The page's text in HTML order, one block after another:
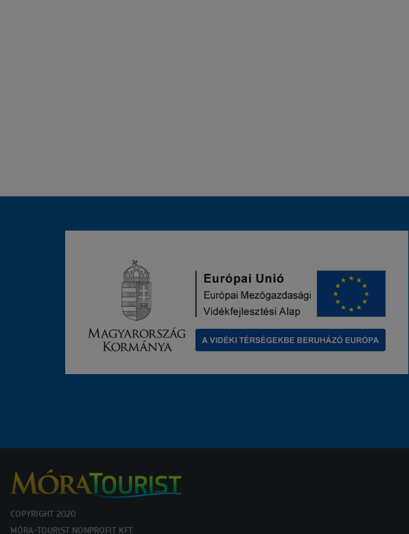
COPYRIGHT 2020
MÓRA-TOURIST NONPROFIT KFT.